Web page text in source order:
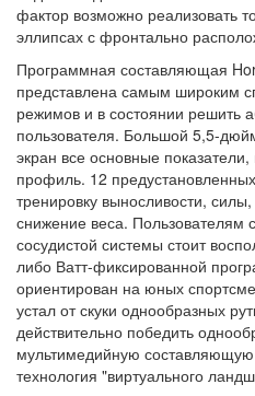
фактор возможно реализовать
эллипсах с фронтально
Программная составляющая
представлена самым широким
режимов и в состоянии решить
пользователя. Большой 5,5-
экран все основные
профиль. 12
тренировку выносливости, силы,
снижение веса. Пользователям
сосудистой системы стоит
либо Ватт-фиксированной
ориентирован на юных
устал от скуки однообразных
действительно победить
мультимедийную
технология "виртуального